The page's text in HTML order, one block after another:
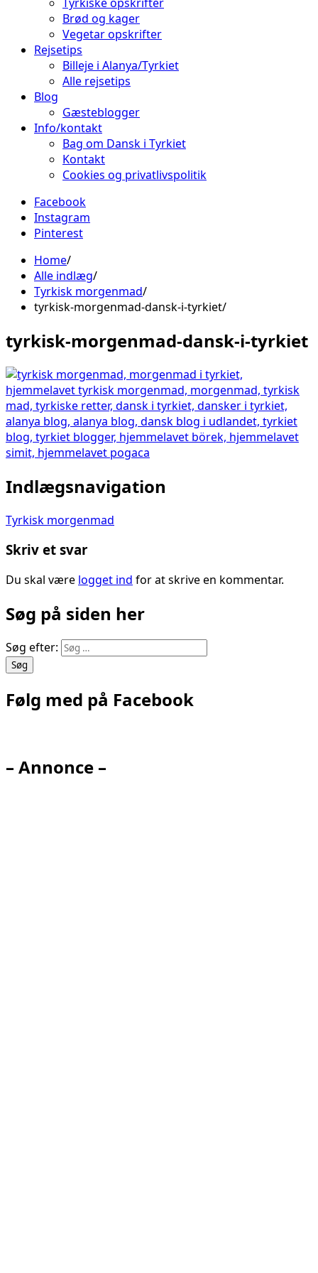
Brød og kager
Vegetar opskrifter
Rejsetips
Billeje i Alanya/Tyrkiet
Alle rejsetips
Blog
Gæsteblogger
Info/kontakt
Bag om Dansk i Tyrkiet
Kontakt
Cookies og privatlivspolitik
Facebook
Instagram
Pinterest
Home
Alle indlæg
Tyrkisk morgenmad
tyrkisk-morgenmad-dansk-i-tyrkiet
tyrkisk-morgenmad-dansk-i-tyrkiet
Indlægsnavigation
Tyrkisk morgenmad
Skriv et svar
Du skal være logget ind for at skrive en kommentar.
Søg på siden her
Søg efter:
Følg med på Facebook
– Annonce –